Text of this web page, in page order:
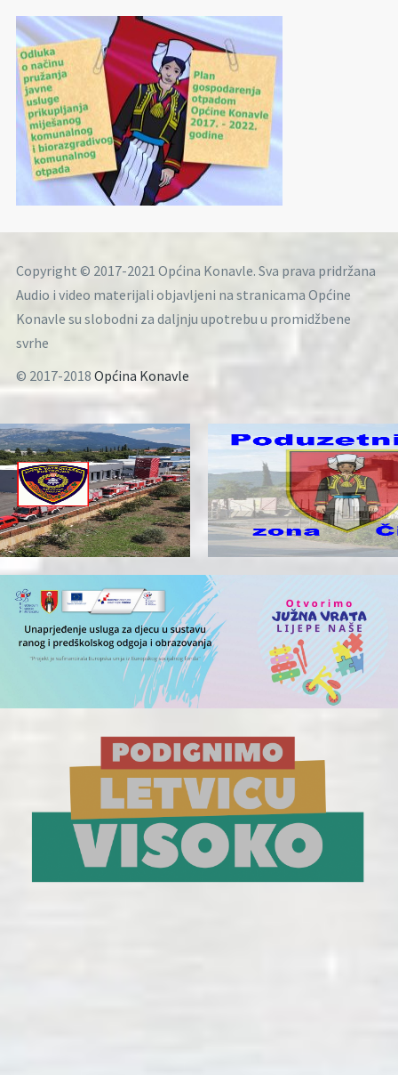
Copyright © 2017-2021 Općina Konavle. Sva prava pridržana
Audio i video materijali objavljeni na stranicama Općine
Konavle su slobodni za daljnju upotrebu u promidžbene
svrhe
© 2017-2018 Općina Konavle